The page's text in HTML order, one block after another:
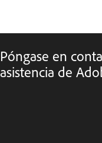
Póngase en
asistencia de